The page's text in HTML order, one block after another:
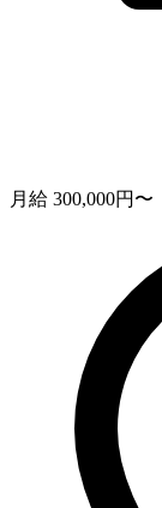
月給 300,000円〜